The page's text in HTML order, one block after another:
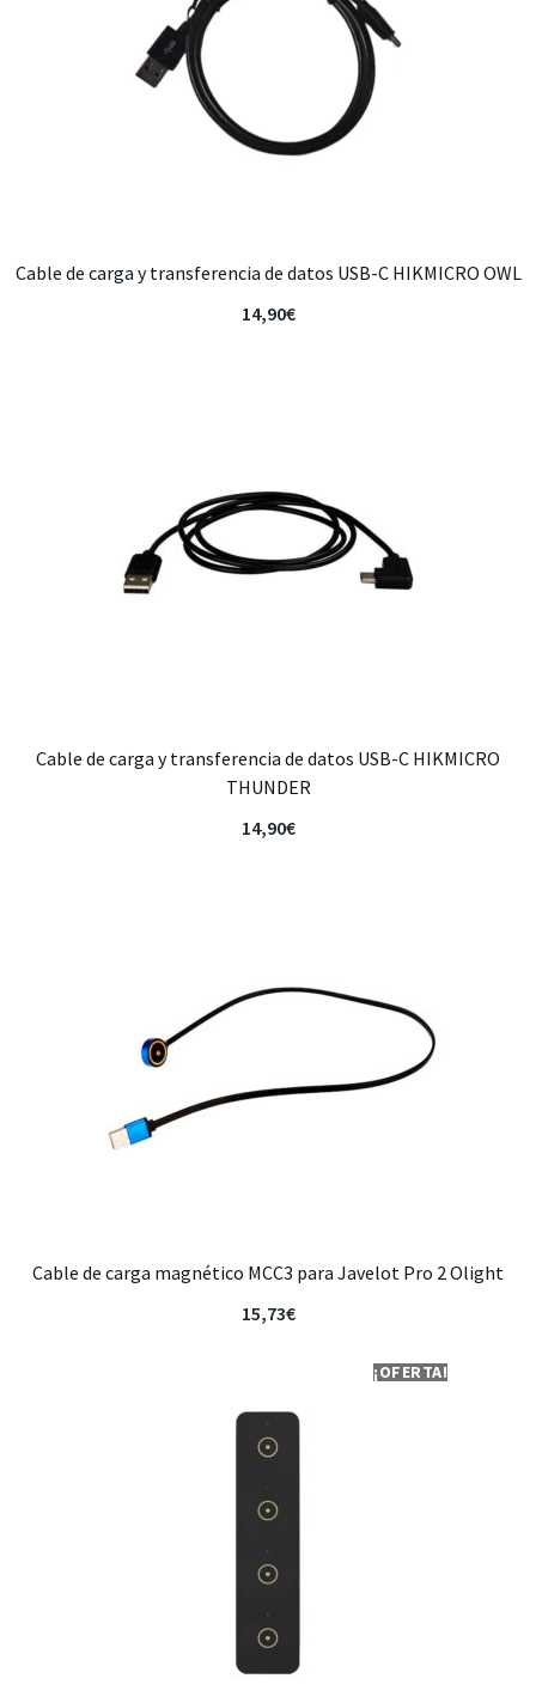
Cable de carga y transferencia de datos USB-C HIKMICRO OWL
14,90€
Cable de carga y transferencia de datos USB-C HIKMICRO
THUNDER
14,90€
Cable de carga magnético MCC3 para Javelot Pro 2 Olight
15,73€
¡OFERTA!